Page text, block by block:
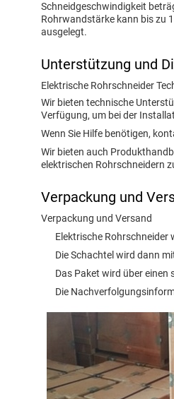
Schneidgeschwindigkeit
Rohrwandstärke kann bis zu
ausgelegt.
Unterstützung und
Elektrische Rohrschneider
Wir bieten technische
Verfügung, um bei der
Wenn Sie Hilfe benötigen,
Wir bieten auch
elektrischen Rohrschneidern
Verpackung und
Verpackung und Versand
Elektrische Rohrschneider
Die Schachtel wird dann
Das Paket wird über einen
Die